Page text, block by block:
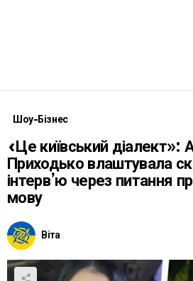
Шоу-Бізнес
«Це київський діалект»:
Приходько влаштувала
інтерв’ю через питання
мову
Віта